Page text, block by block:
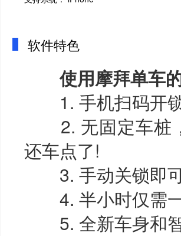
软件特色
使用摩拜单车
1. 手机扫码开锁
2. 无固定车桩
还车点了!
3. 手动关锁即可
4. 半小时仅需一
5. 全新车身和智